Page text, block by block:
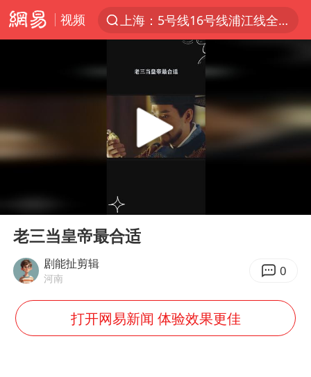
视频
上半年我国经营主体结构持续优化
上海有出现龙卷潜势
上海全域长途客运班次全部停运
白海豚逼近浙闽沿海
王艺迪无缘横滨赛决赛
泰国：高度重视中国游客旅游体验
Play
00:00
老三当皇帝最合适
剧能扯剪辑
河南 0
打开网易新闻 体验效果更佳